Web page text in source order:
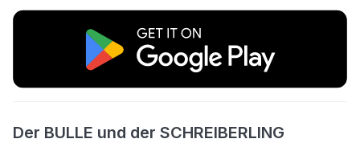
Der BULLE und der SCHREIBERLING